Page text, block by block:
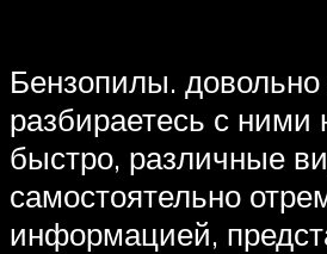
Бензопилы.
разбираетесь с ними
быстро, различные
самостоятельно
информацией,